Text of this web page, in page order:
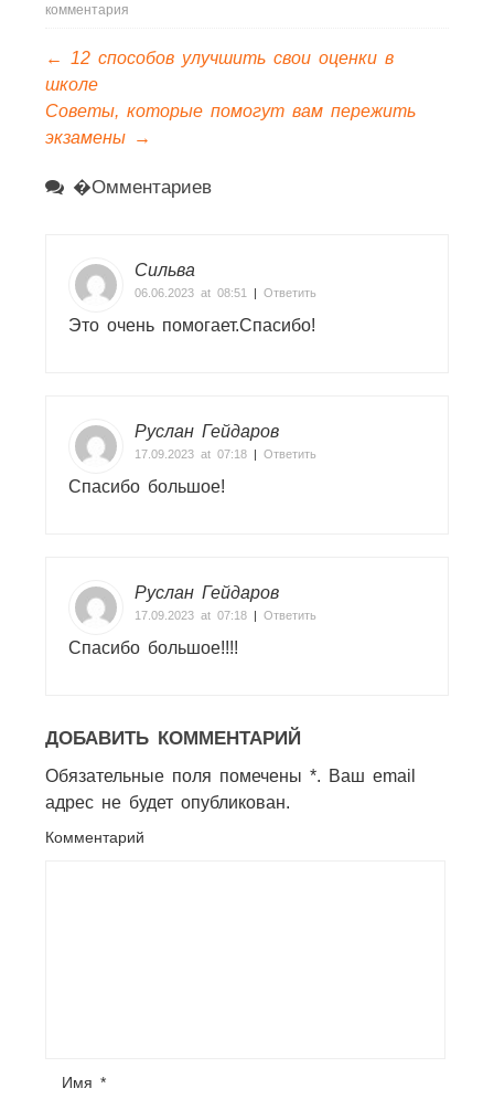
выразительности.
комментария
←
12 способов улучшить свои оценки в
школе
Советы, которые помогут вам пережить
экзамены →
�омментариев
Сильва
06.06.2023 at 08:51 | Ответить
Это очень помогает.Спасибо!
Руслан Гейдаров
17.09.2023 at 07:18 | Ответить
Спасибо большое!
Руслан Гейдаров
17.09.2023 at 07:18 | Ответить
Спасибо большое!!!!
ДОБАВИТЬ КОММЕНТАРИЙ
Обязательные поля помечены *. Ваш email
адрес не будет опубликован.
Комментарий
Имя *